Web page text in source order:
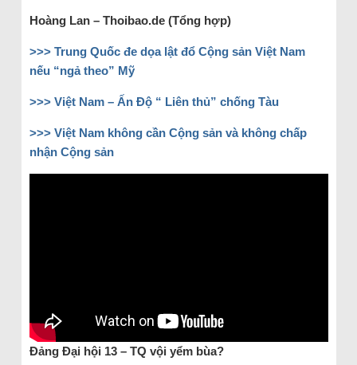
Hoàng Lan – Thoibao.de (Tổng hợp)
>>> Trung Quốc đe dọa lật đổ Cộng sản Việt Nam
nếu “ngả theo” Mỹ
>>> Việt Nam – Ấn Độ “ Liên thủ” chống Tàu
>>> Việt Nam không cần Cộng sản và không chấp
nhận Cộng sản
Đảng Đại hội 13 – TQ vội yểm bùa?